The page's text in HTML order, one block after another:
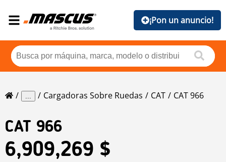
¡Pon un anuncio!
... Cargadoras Sobre Ruedas CAT CAT 966
CAT 966
6,909,269 $